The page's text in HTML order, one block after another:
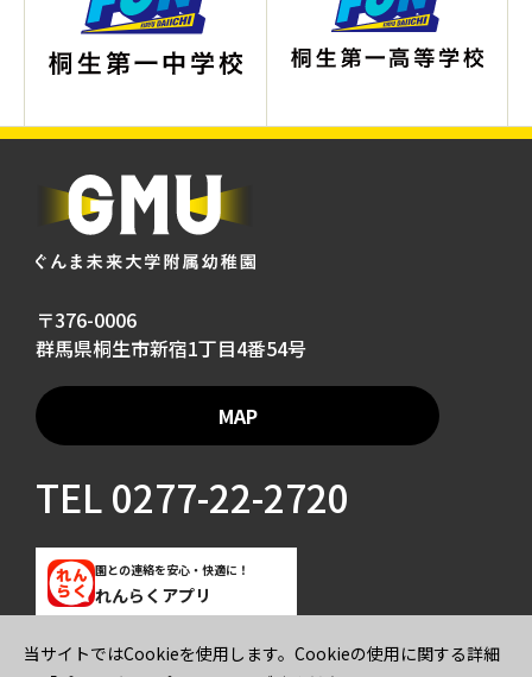
〒376-0006
群馬県桐生市新宿1丁目4番54号
MAP
TEL0277-22-2720
園との連絡を安心・快適に！
れんらくアプリ
ご寄付のお願いプライバシーポリシー
当サイトではCookieを使用します。Cookieの使用に関する詳細